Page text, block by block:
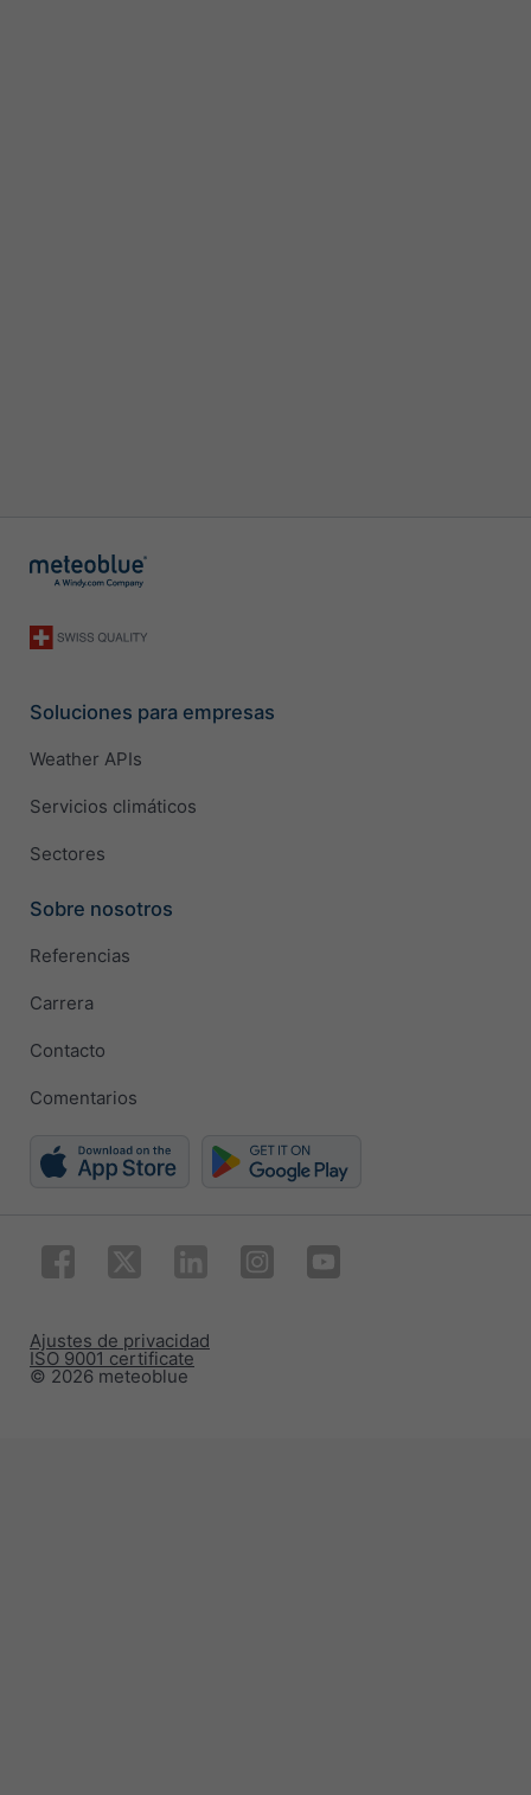
Soluciones para empresas
Weather APIs
Servicios climáticos
Sectores
Sobre nosotros
Referencias
Carrera
Contacto
Comentarios
© 2026 meteoblue
ISO 9001 certificate
Ajustes de privacidad